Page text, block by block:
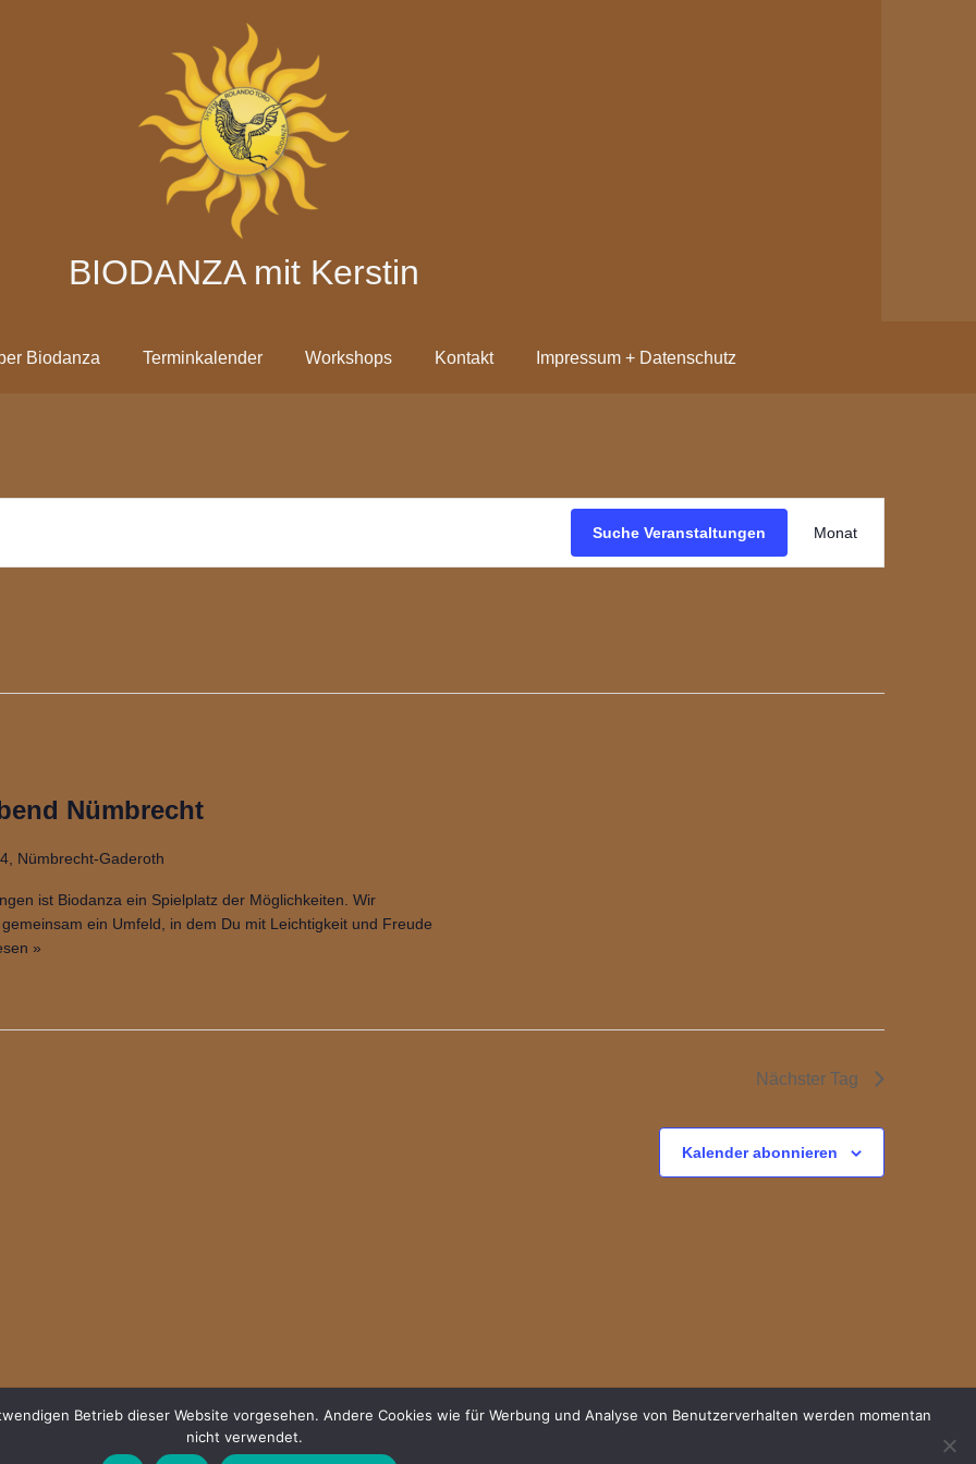
BIODANZA mit Kerstin
Biodanza Terminkalender Workshops Kontakt Impressum + Datenschutz
Suche Veranstaltungen Monat
Nümbrecht
Nümbrecht-Gaderoth
ist Biodanza ein Spielplatz der Möglichkeiten. Wir
ein Umfeld, in dem Du mit Leichtigkeit und Freude
»
Nächster Tag
Kalender abonnieren
Betrieb dieser Website vorgesehen. Andere Cookies wie für Werbung und Analyse von Benutzerverhalten werden momentan
nicht verwendet.